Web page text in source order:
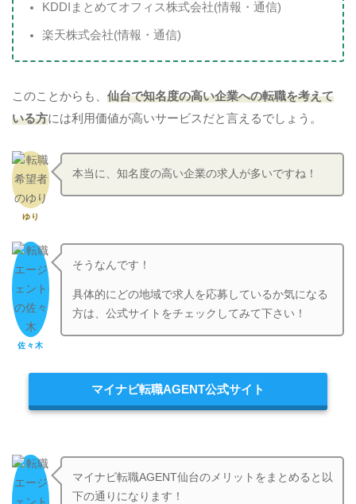
KDDIまとめてオフィス株式会社(情報・通信)
楽天株式会社(情報・通信)
このことからも、 仙台で知名度の高い企業への転職を考えて
いる方には利用価値が高いサービスだと言えるでしょう。
ゆり
本当に、知名度の高い企業の求人が多いですね！
佐々木
そうなんです！
具体的にどの地域で求人を応募しているか気になる
方は、公式サイトをチェックしてみて下さい！
マイナビ転職AGENT公式サイト
マイナビ転職AGENT仙台のメリットをまとめると以
下の通りになります！